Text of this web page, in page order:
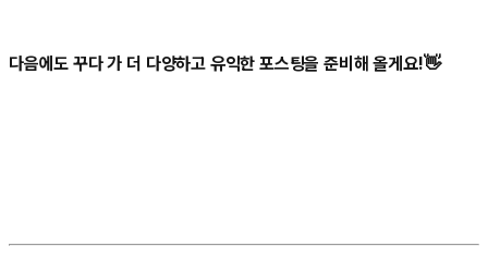
다음에도꾸다가 더 다양하고 유익한 포스팅을준비해 올게요!👋